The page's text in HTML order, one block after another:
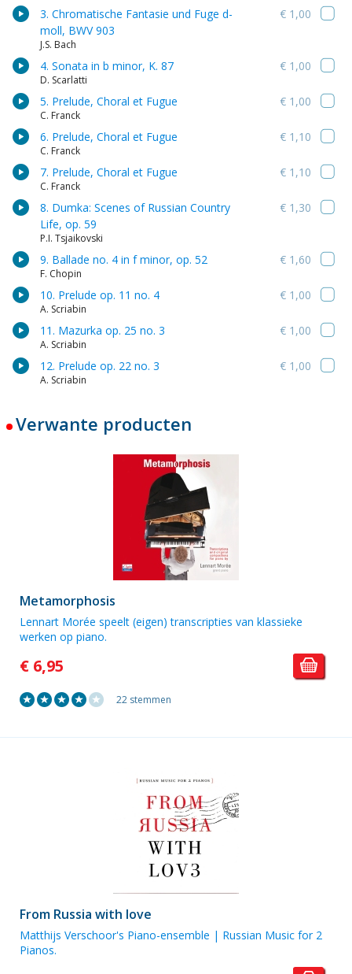
3. Chromatische Fantasie und Fuge d-
moll, BWV 903
J.S. Bach
€ 1,00
4. Sonata in b minor, K. 87
D. Scarlatti
€ 1,00
5. Prelude, Choral et Fugue
C. Franck
€ 1,00
6. Prelude, Choral et Fugue
C. Franck
€ 1,10
7. Prelude, Choral et Fugue
C. Franck
€ 1,10
8. Dumka: Scenes of Russian Country
Life, op. 59
P.I. Tsjaikovski
€ 1,30
9. Ballade no. 4 in f minor, op. 52
F. Chopin
€ 1,60
10. Prelude op. 11 no. 4
A. Scriabin
€ 1,00
11. Mazurka op. 25 no. 3
A. Scriabin
€ 1,00
12. Prelude op. 22 no. 3
A. Scriabin
€ 1,00
Verwante producten
Metamorphosis
Lennart Morée speelt (eigen) transcripties van klassieke
werken op piano.
€ 6,95
22 stemmen
From Russia with love
Matthijs Verschoor's Piano-ensemble | Russian Music for 2
Pianos.